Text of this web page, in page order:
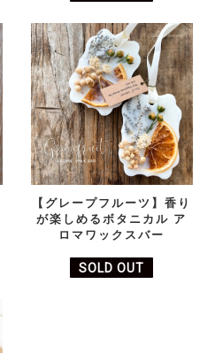
【グレープフルーツ】香り
が楽しめるボタニカル ア
ロマワックスバー
SOLD OUT